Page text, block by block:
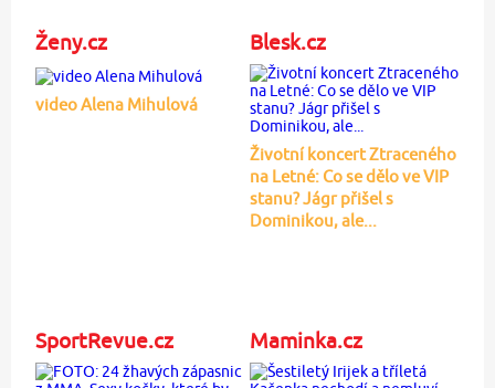
Ženy.cz
video Alena Mihulová
Blesk.cz
Životní koncert Ztraceného
na Letné: Co se dělo ve VIP
stanu? Jágr přišel s
Dominikou, ale...
SportRevue.cz Maminka.cz